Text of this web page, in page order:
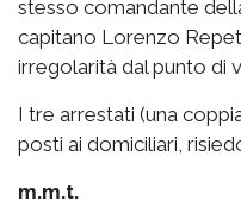
stesso comandante
capitano Lorenzo
irregolarità dal punto di
I tre arrestati (una
posti ai domiciliari,
m.m.t.